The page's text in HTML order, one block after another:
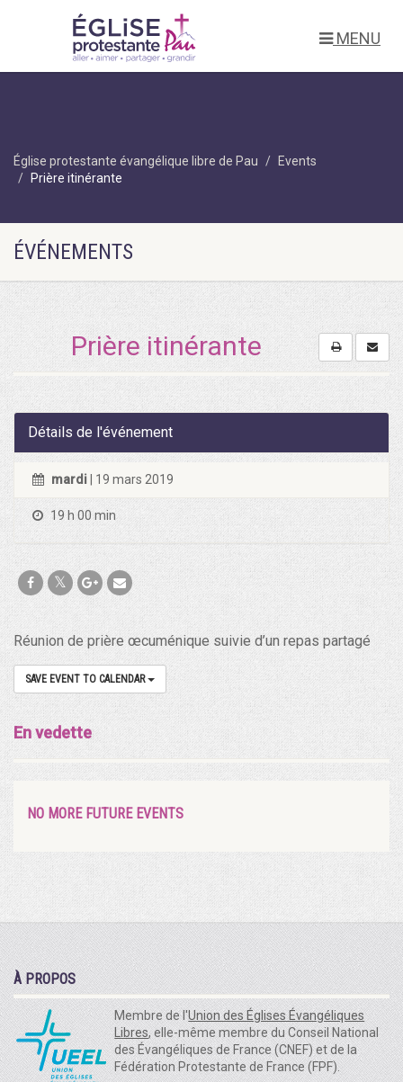
MENU
Église protestante évangélique libre de Pau
Events
Prière itinérante
ÉVÉNEMENTS
Prière itinérante
Détails de l'événement
mardi | 19 mars 2019
19 h 00 min
Réunion de prière œcuménique suivie d’un repas partagé
SAVE EVENT TO CALENDAR
En vedette
NO MORE FUTURE EVENTS
À PROPOS
Membre de l'Union des Églises Évangéliques
Libres, elle-même membre du Conseil National
des Évangéliques de France (CNEF) et de la
Fédération Protestante de France (FPF).